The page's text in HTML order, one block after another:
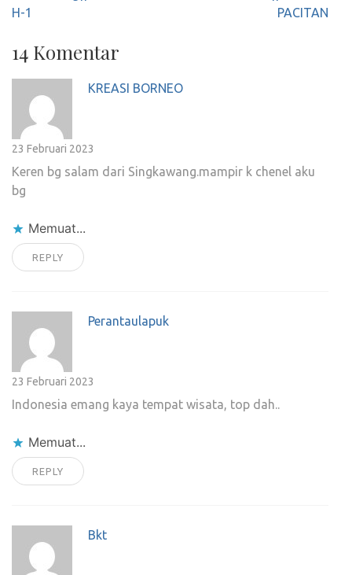
H-1
PACITAN
14 Komentar
KREASI BORNEO
23 Februari 2023
Keren bg salam dari Singkawang.mampir k chenel aku
bg
Memuat...
REPLY
Perantaulapuk
23 Februari 2023
Indonesia emang kaya tempat wisata, top dah..
Memuat...
REPLY
Bkt